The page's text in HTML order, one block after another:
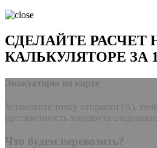
СДЕЛАЙТЕ РАСЧЕТ
КАЛЬКУЛЯТОРЕ ЗА
Эвакуаторы на карте
Установите точку отправки (А),
протяженность маршрута
Что будем перевозить?